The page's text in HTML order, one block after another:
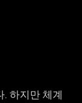
하지만 체계